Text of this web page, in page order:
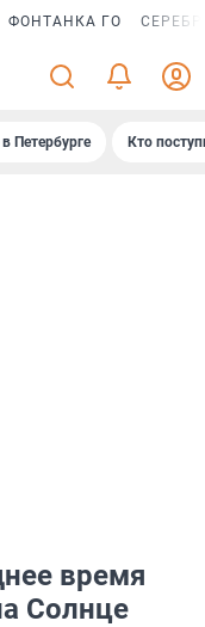
ФОНТАНКА ГО
Петербурге Кто
время
Солнце